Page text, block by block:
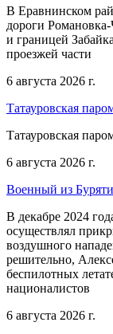
В Еравнинском
дороги Романовка-
и границей
проезжей части
6 августа 2026 г.
Татауровская
Татауровская
6 августа 2026 г.
Военный из
В декабре 2024
осуществлял
воздушного
решительно,
беспилотных
националистов
6 августа 2026 г.